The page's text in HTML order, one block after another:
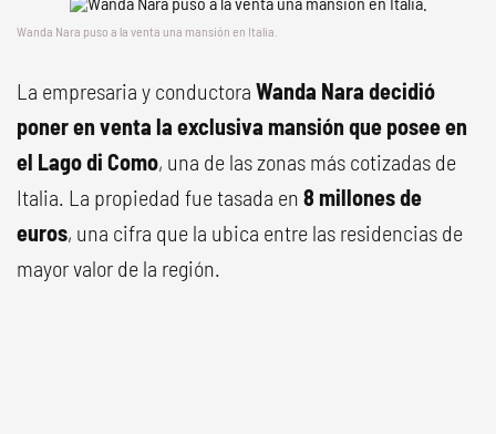
Wanda Nara puso a la venta una mansión en Italia.
La empresaria y conductora Wanda Nara decidió
poner en venta la exclusiva mansión que posee en
el Lago di Como, una de las zonas más cotizadas de
Italia. La propiedad fue tasada en 8 millones de
euros, una cifra que la ubica entre las residencias de
mayor valor de la región.